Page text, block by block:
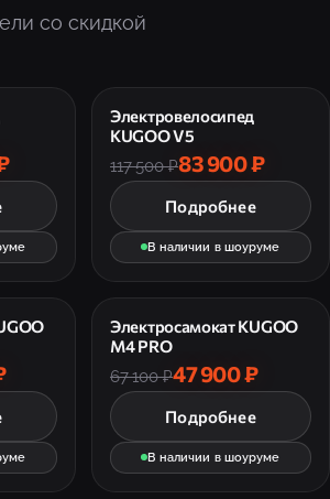
со скидкой
Электровелосипед
KUGOO V5
117 500 ₽83 900 ₽
Подробнее
В наличии в шоуруме
Электросамокат KUGOO
M4 PRO
67 100 ₽47 900 ₽
Подробнее
В наличии в шоуруме